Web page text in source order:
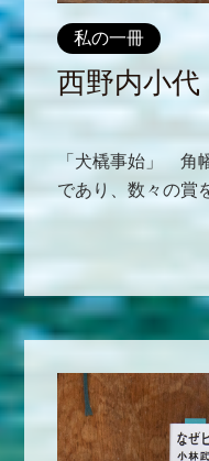
私の一冊
西野内小代
「犬橇事始」 角
であり、数々の賞